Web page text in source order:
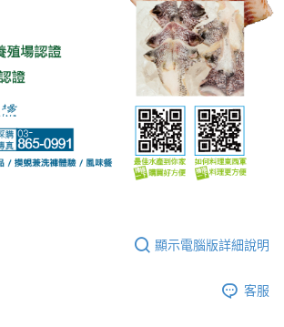
顯示電腦版詳細說明
客服